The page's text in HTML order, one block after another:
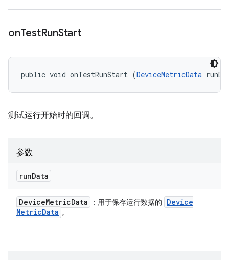
onTestRunStart
public void onTestRunStart (DeviceMetricData
测试运行开始时的回调。
参数
runData
DeviceMetricData ：用于保存运行数据的
Device
MetricData 。